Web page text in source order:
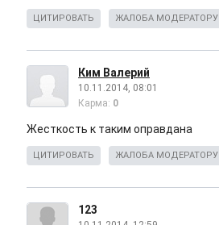
ЦИТИРОВАТЬ ЖАЛОБА МОДЕРАТОРУ
Ким Валерий
10.11.2014, 08:01
Карма: 0
Жесткость к таким оправдана
ЦИТИРОВАТЬ ЖАЛОБА МОДЕРАТОРУ
123